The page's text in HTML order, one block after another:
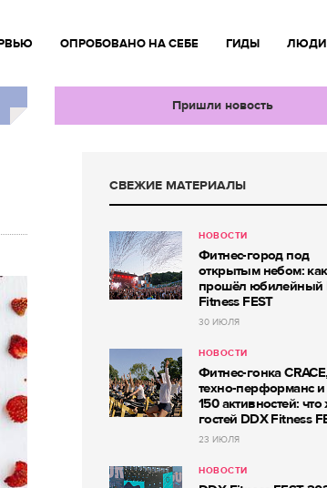
ОПРОБОВАНО НА СЕБЕ ГИДЫ ЛЮДИ
Пришли новость
СВЕЖИЕ МАТЕРИАЛЫ
НОВОСТИ
Фитнес-город под
открытым небом: как
прошёл юбилейный
Fitness FEST
30 ИЮЛЯ
НОВОСТИ
Фитнес-гонка
техно-перформанс
150 активностей: что
гостей DDX Fitness
23 ИЮЛЯ
НОВОСТИ